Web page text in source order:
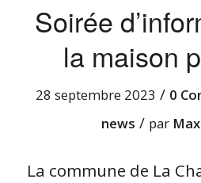
Soirée
la maison
28 septembre 2023 / 0
news / par
La commune de La